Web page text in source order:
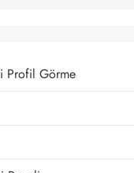
Profil Görme